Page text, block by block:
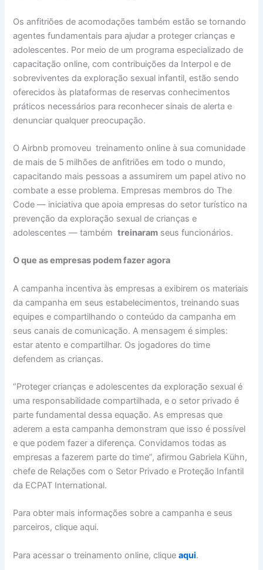
Os anfitriões de acomodações também estão se tornando
agentes fundamentais para ajudar a proteger crianças e
adolescentes. Por meio de um programa especializado de
capacitação online, com contribuições da Interpol e de
sobreviventes da exploração sexual infantil, estão sendo
oferecidos às plataformas de reservas conhecimentos
práticos necessários para reconhecer sinais de alerta e
denunciar qualquer preocupação.
O Airbnb promoveu treinamento online à sua comunidade
de mais de 5 milhões de anfitriões em todo o mundo,
capacitando mais pessoas a assumirem um papel ativo no
combate a esse problema. Empresas membros do The
Code — iniciativa que apoia empresas do setor turístico na
prevenção da exploração sexual de crianças e
adolescentes — tambémtreinaram seus funcionários.
O que as empresas podem fazer agora
A campanha incentiva às empresas a exibirem os materiais
da campanha em seus estabelecimentos, treinando suas
equipes e compartilhando o conteúdo da campanha em
seus canais de comunicação. A mensagem é simples:
estar atento e compartilhar. Os jogadores do time
defendem as crianças.
“Proteger crianças e adolescentes da exploração sexual é
uma responsabilidade compartilhada, e o setor privado é
parte fundamental dessa equação. As empresas que
aderem a esta campanha demonstram que isso é possível
e que podem fazer a diferença. Convidamos todas as
empresas a fazerem parte do time”, afirmou Gabriela Kühn,
chefe de Relações com o Setor Privado e Proteção Infantil
da ECPAT International.
Para obter mais informações sobre a campanha e seus
parceiros, clique aqui.
Para acessar o treinamento online, cliqueaqui.